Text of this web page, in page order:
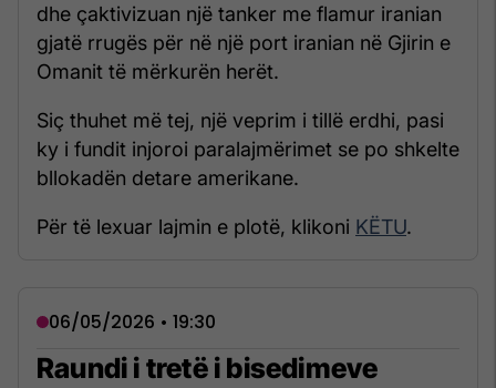
dhe çaktivizuan një tanker me flamur iranian
gjatë rrugës për në një port iranian në Gjirin e
Omanit të mërkurën herët.
Siç thuhet më tej, një veprim i tillë erdhi, pasi
ky i fundit injoroi paralajmërimet se po shkelte
bllokadën detare amerikane.
Për të lexuar lajmin e plotë, klikoni KËTU.
06/05/2026 • 19:30
Raundi i tretë i bisedimeve